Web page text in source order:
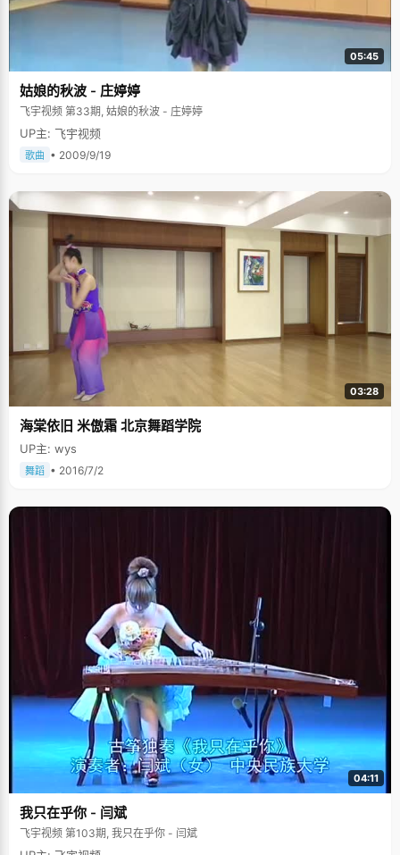
05:45
姑娘的秋波 - 庄婷婷
飞宇视频 第33期, 姑娘的秋波 - 庄婷婷
UP主: 飞宇视频
歌曲 • 2009/9/19
03:28
海棠依旧 米傲霜 北京舞蹈学院
UP主: wys
舞蹈 • 2016/7/2
04:11
我只在乎你 - 闫斌
飞宇视频 第103期, 我只在乎你 - 闫斌